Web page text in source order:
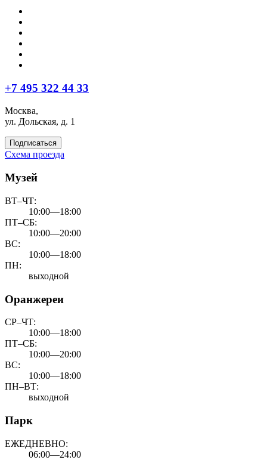
+7 495 322 44 33
Москва,
ул. Дольская, д. 1
Подписаться
Схема проезда
Музей
ВТ–ЧТ:
10:00—18:00
ПТ–СБ:
10:00—20:00
ВС:
10:00—18:00
ПН:
выходной
Оранжереи
СР–ЧТ:
10:00—18:00
ПТ–СБ:
10:00—20:00
ВС:
10:00—18:00
ПН–ВТ:
выходной
Парк
ЕЖЕДНЕВНО:
06:00—24:00